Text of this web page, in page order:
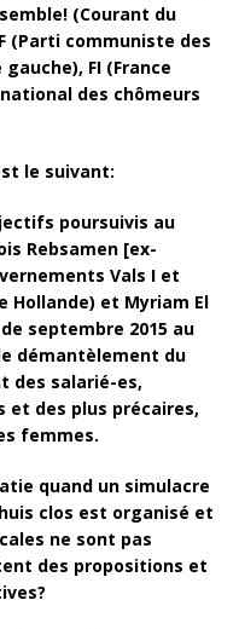
(Courant du
(Parti communiste des
FI (France
des chômeurs
le suivant:
poursuivis au
Rebsamen [ex-
Vals I et
Hollande) et Myriam El
septembre 2015 au
démantèlement du
des salarié-es,
et des plus précaires,
femmes.
quand un simulacre
clos est organisé et
ne sont pas
des propositions et